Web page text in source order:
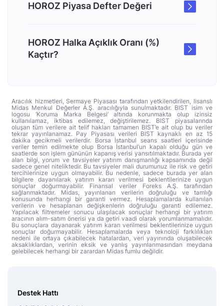
HOROZ Piyasa Defter Değeri
HOROZ Halka Açıklık Oranı (%)
Kaçtır?
Aracılık hizmetleri, Sermaye Piyasası tarafından yetkilendirilen, lisanslı
Midas Menkul Değerler A.Ş. aracılığıyla sunulmaktadır. BIST isim ve
logosu ‘Koruma Marka Belgesi’ altında korunmakta olup izinsiz
kullanılamaz, iktibas edilemez, değiştirilemez. BIST piyasalarında
oluşan tüm verilere ait telif hakları tamamen BIST’e ait olup bu veriler
tekrar yayınlanamaz. Pay Piyasası verileri BIST kaynaklı en az 15
dakika gecikmeli verilerdir. Borsa İstanbul seans saatleri içerisinde
veriler temin edilmekte olup Borsa İstanbul’un kapalı olduğu gün ve
saatlerde son işlem gününün kapanış verisi yansıtılmaktadır. Burada yer
alan bilgi, yorum ve tavsiyeler yatırım danışmanlığı kapsamında değil
sadece genel niteliktedir. Bu tavsiyeler mali durumunuz ile risk ve getiri
tercihlerinize uygun olmayabilir. Bu nedenle, sadece burada yer alan
bilgilere dayanılarak yatırım kararı verilmesi beklentilerinize uygun
sonuçlar doğurmayabilir. Finansal veriler Foreks A.Ş. tarafından
sağlanmaktadır. Midas, yayınlanan verilerin doğruluğu ve tamlığı
konusunda herhangi bir garanti vermez. Hesaplamalarda kullanılan
verilerin ve hesaplanan değişkenlerin doğruluğu garanti edilemez.
Yapılacak filtremeler sonucu ulaşılacak sonuçlar herhangi bir yatırım
aracının alım-satım önerisi ya da getiri vaadi olarak yorumlanmamalıdır.
Bu sonuçlara dayanarak yatırım kararı verilmesi beklentilerinize uygun
sonuçlar doğurmayabilir. Hesaplamalarda veya teknoloji farklılıkları
nedeni ile ortaya çıkabilecek hatalardan, veri yayınında oluşabilecek
aksaklıklardan, verinin eksik ve yanlış yayınlanmasından meydana
gelebilecek herhangi bir zarardan Midas fumlu değildir.
Destek Hattı